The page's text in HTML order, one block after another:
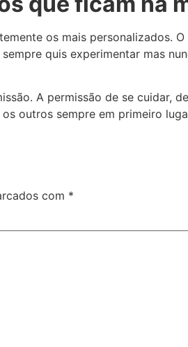
os mais personalizados.
quis experimentar mas
A permissão de se cuidar,
outros sempre em primeiro
com *